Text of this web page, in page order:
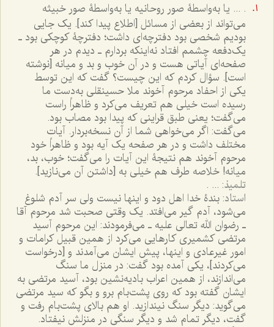
. ... یا به‌واسطۀ صور روحانیه یا به‌واسطۀ صور خبیثه
می‌تواند از بعضی از مسائل [اطلاع پیدا کند]. یک جایی
بودیم شخصی بود دفترچه‌ای داشت؛ دفترچۀ کوچکی بود ـ
یک‌دفعه چشمم افتاد نه‌اینکه بردارم ـ دیدم در هر
صفحه‌ای آیاتی هست و در آن خوب و بد و میانه [نوشته
است]. سؤال کردم که این چیست؟ گفت که این توسط
یکی از احفاد مرحوم آخوند ملا حسینقلی به‌دست ما
رسیده است خیلی هم تعریف می‌کرد و ظاهراً راست
می‌گفت؛ یعنی طبق قراینی که پیدا بود مصاب بود.
می‌گفت: اگر می‌خواهی شما از آن نسخه‌بردار. آیات
مختلف داشت و در هر صفحه یک آیه بود و ظاهراً خود
مرحوم آخوند هم نتیجۀ این آیات را می‌گفت؛ خوب، بد،
میانه! خلاصه طرف هم خیلی به [داشتن آن می‌نازید].
تلمیذ: ... .
استاد: بندۀ خدا اهل دود و اینها نیست ولی سر آدم شلوغ
می‌شود، آدم گیر می‌افتد. یک وقتی صحبت شد مرحوم آقا
ـ رضوان الله تعالی علیه ـ می‌فرمودند: این مرحوم آسید
مرتضی کشمیری کارهایی می‌کرد از همین قبیل کرامات و
امور غیرعادی و اینها، پیش ایشان می‌آمدند و [درخواست
می‌کردند]، یکی آمده بود گفت: در منزل‌ ما سنگ
می‌اندازند، از همین اعراب بادیه‌نشین بود، آسید مرتضی به
ایشان گفته بود که روی پشت‌بام برو و بگو که سید مرتضی
می‌گوید: دیگر سنگ نیندازید. او هم بالای پشت‌بام رفت و
گفت، دیگر تمام شد و دیگر سنگی در منزلش نیفتاد.